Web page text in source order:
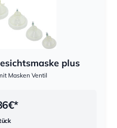
plus
Masken Ventil
€*